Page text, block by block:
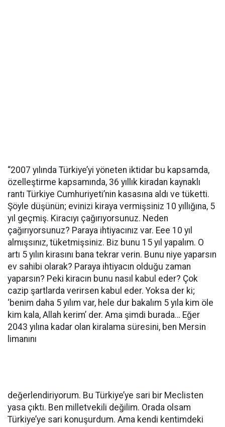
“2007 yılında Türkiye’yi yöneten iktidar bu kapsamda,
özelleştirme kapsamında, 36 yıllık kiradan kaynaklı
rantı Türkiye Cumhuriyeti’nin kasasına aldı ve tüketti.
Şöyle düşünün; evinizi kiraya vermişsiniz 10 yıllığına, 5
yıl geçmiş. Kiracıyı çağırıyorsunuz. Neden
çağırıyorsunuz? Paraya ihtiyacınız var. Eee 10 yıl
almışsınız, tüketmişsiniz. Biz bunu 15 yıl yapalım. O
artı 5 yılın kirasını bana tekrar verin. Bunu niye yaparsın
ev sahibi olarak? Paraya ihtiyacın olduğu zaman
yaparsın? Peki kiracın bunu nasıl kabul eder? Çok
cazip şartlarda verirsen kabul eder. Yoksa der ki;
‘benim daha 5 yılım var, hele dur bakalım 5 yıla kim öle
kim kala, Allah kerim’ der. Ama şimdi burada… Eğer
2043 yılına kadar olan kiralama süresini, ben Mersin
limanını
değerlendiriyorum. Bu Türkiye’ye sari bir Meclisten
yasa çıktı. Ben milletvekili değilim. Orada olsam
Türkiye’ye sari konuşurdum. Ama kendi kentimdeki